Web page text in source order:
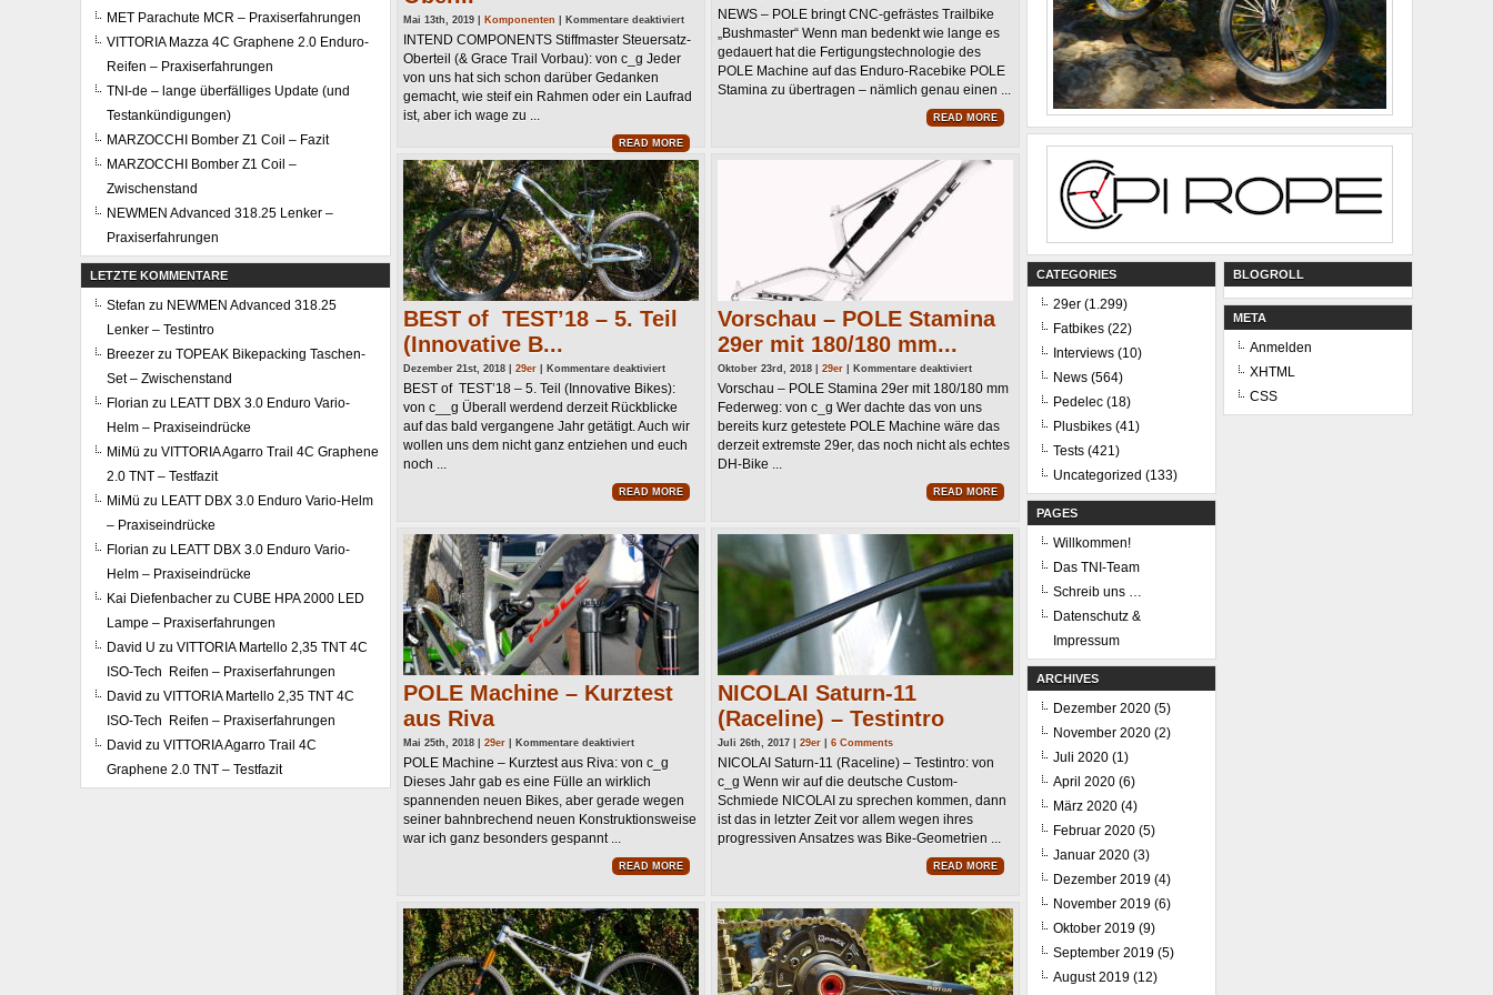
MET Parachute MCR – Praxiserfahrungen
VITTORIA Mazza 4C Graphene 2.0 Enduro-
Reifen – Praxiserfahrungen
TNI-de – lange überfälliges Update (und
Testankündigungen)
MARZOCCHI Bomber Z1 Coil – Fazit
MARZOCCHI Bomber Z1 Coil –
Zwischenstand
NEWMEN Advanced 318.25 Lenker –
Praxiserfahrungen
LETZTE KOMMENTARE
Stefan zu NEWMEN Advanced 318.25
Lenker – Testintro
Breezer zu TOPEAK Bikepacking Taschen-
Set – Zwischenstand
Florian zu LEATT DBX 3.0 Enduro Vario-
Helm – Praxiseindrücke
MiMü zu VITTORIA Agarro Trail 4C Graphene
2.0 TNT – Testfazit
MiMü zu LEATT DBX 3.0 Enduro Vario-Helm
– Praxiseindrücke
Florian zu LEATT DBX 3.0 Enduro Vario-
Helm – Praxiseindrücke
Kai Diefenbacher zu CUBE HPA 2000 LED
Lampe – Praxiserfahrungen
David U zu VITTORIA Martello 2,35 TNT 4C
ISO-Tech Reifen – Praxiserfahrungen
David zu VITTORIA Martello 2,35 TNT 4C
ISO-Tech Reifen – Praxiserfahrungen
David zu VITTORIA Agarro Trail 4C
Graphene 2.0 TNT – Testfazit
Mai 13th, 2019 | Komponenten Kommentare deaktiviertfür
COMPONENTS
Stiffmaster
Steuersatz-
Oberteil
Grace
INTEND COMPONENTS Stiffmaster Steuersatz-
Oberteil (& Grace Trail Vorbau): von c_g Jeder
von uns hat sich schon darüber Gedanken
gemacht, wie steif ein Rahmen oder ein Laufrad
ist, aber ich wage zu ...
READ MORE
–
POLE
bringt
CNC-
gefrästes
Trailbike
„Bushmaster“
NEWS – POLE bringt CNC-gefrästes Trailbike
„Bushmaster“ Wenn man bedenkt wie lange es
gedauert hat die Fertigungstechnologie des
POLE Machine auf das Enduro-Racebike POLE
Stamina zu übertragen – nämlich genau einen ...
READ MORE
BEST of TEST’18 – 5. Teil
(Innovative B...
Dezember 21st, 2018 | 29er Kommentare deaktiviertfür
of
TEST’18
–
5.
Teil
(Innovative
BEST of TEST’18 – 5. Teil (Innovative Bikes):
von c__g Überall werdend derzeit Rückblicke
auf das bald vergangene Jahr getätigt. Auch wir
wollen uns dem nicht ganz entziehen und euch
noch ...
READ MORE
Vorschau – POLE Stamina
29er mit 180/180 mm...
Oktober 23rd, 2018 | 29er Kommentare deaktiviertfür
–
Stamina
29er
mit
180/180
Vorschau – POLE Stamina 29er mit 180/180 mm
Federweg: von c_g Wer dachte das von uns
bereits kurz getestete POLE Machine wäre das
derzeit extremste 29er, das noch nicht als echtes
DH-Bike ...
READ MORE
POLE Machine – Kurztest
aus Riva
Mai 25th, 2018 | 29er Kommentare deaktiviertfür
Machine
–
Kurztest
aus
Riva
POLE Machine – Kurztest aus Riva: von c_g
Dieses Jahr gab es eine Fülle an wirklich
spannenden neuen Bikes, aber gerade wegen
seiner bahnbrechend neuen Konstruktionsweise
war ich ganz besonders gespannt ...
READ MORE
NICOLAI Saturn-11
(Raceline) – Testintro
Juli 26th, 2017 | 29er 6 Comments
NICOLAI Saturn-11 (Raceline) – Testintro: von
c_g Wenn wir auf die deutsche Custom-
Schmiede NICOLAI zu sprechen kommen, dann
ist das in letzter Zeit vor allem wegen ihres
progressiven Ansatzes was Bike-Geometrien ...
READ MORE
CATEGORIES
29er (1.299)
Fatbikes (22)
Interviews (10)
News (564)
Pedelec (18)
Plusbikes (41)
Tests (421)
Uncategorized (133)
PAGES
Willkommen!
Das TNI-Team
Schreib uns …
Datenschutz &
Impressum
ARCHIVES
Dezember 2020 (5)
November 2020 (2)
Juli 2020 (1)
April 2020 (6)
März 2020 (4)
Februar 2020 (5)
Januar 2020 (3)
Dezember 2019 (4)
November 2019 (6)
Oktober 2019 (9)
September 2019 (5)
August 2019 (12)
BLOGROLL
META
Anmelden
XHTML
CSS